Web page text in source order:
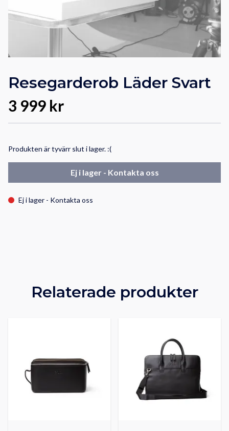
Resegarderob Läder Svart
3 999 kr
Produkten är tyvärr slut i lager. :(
Ej i lager - Kontakta oss
Ej i lager - Kontakta oss
Relaterade produkter